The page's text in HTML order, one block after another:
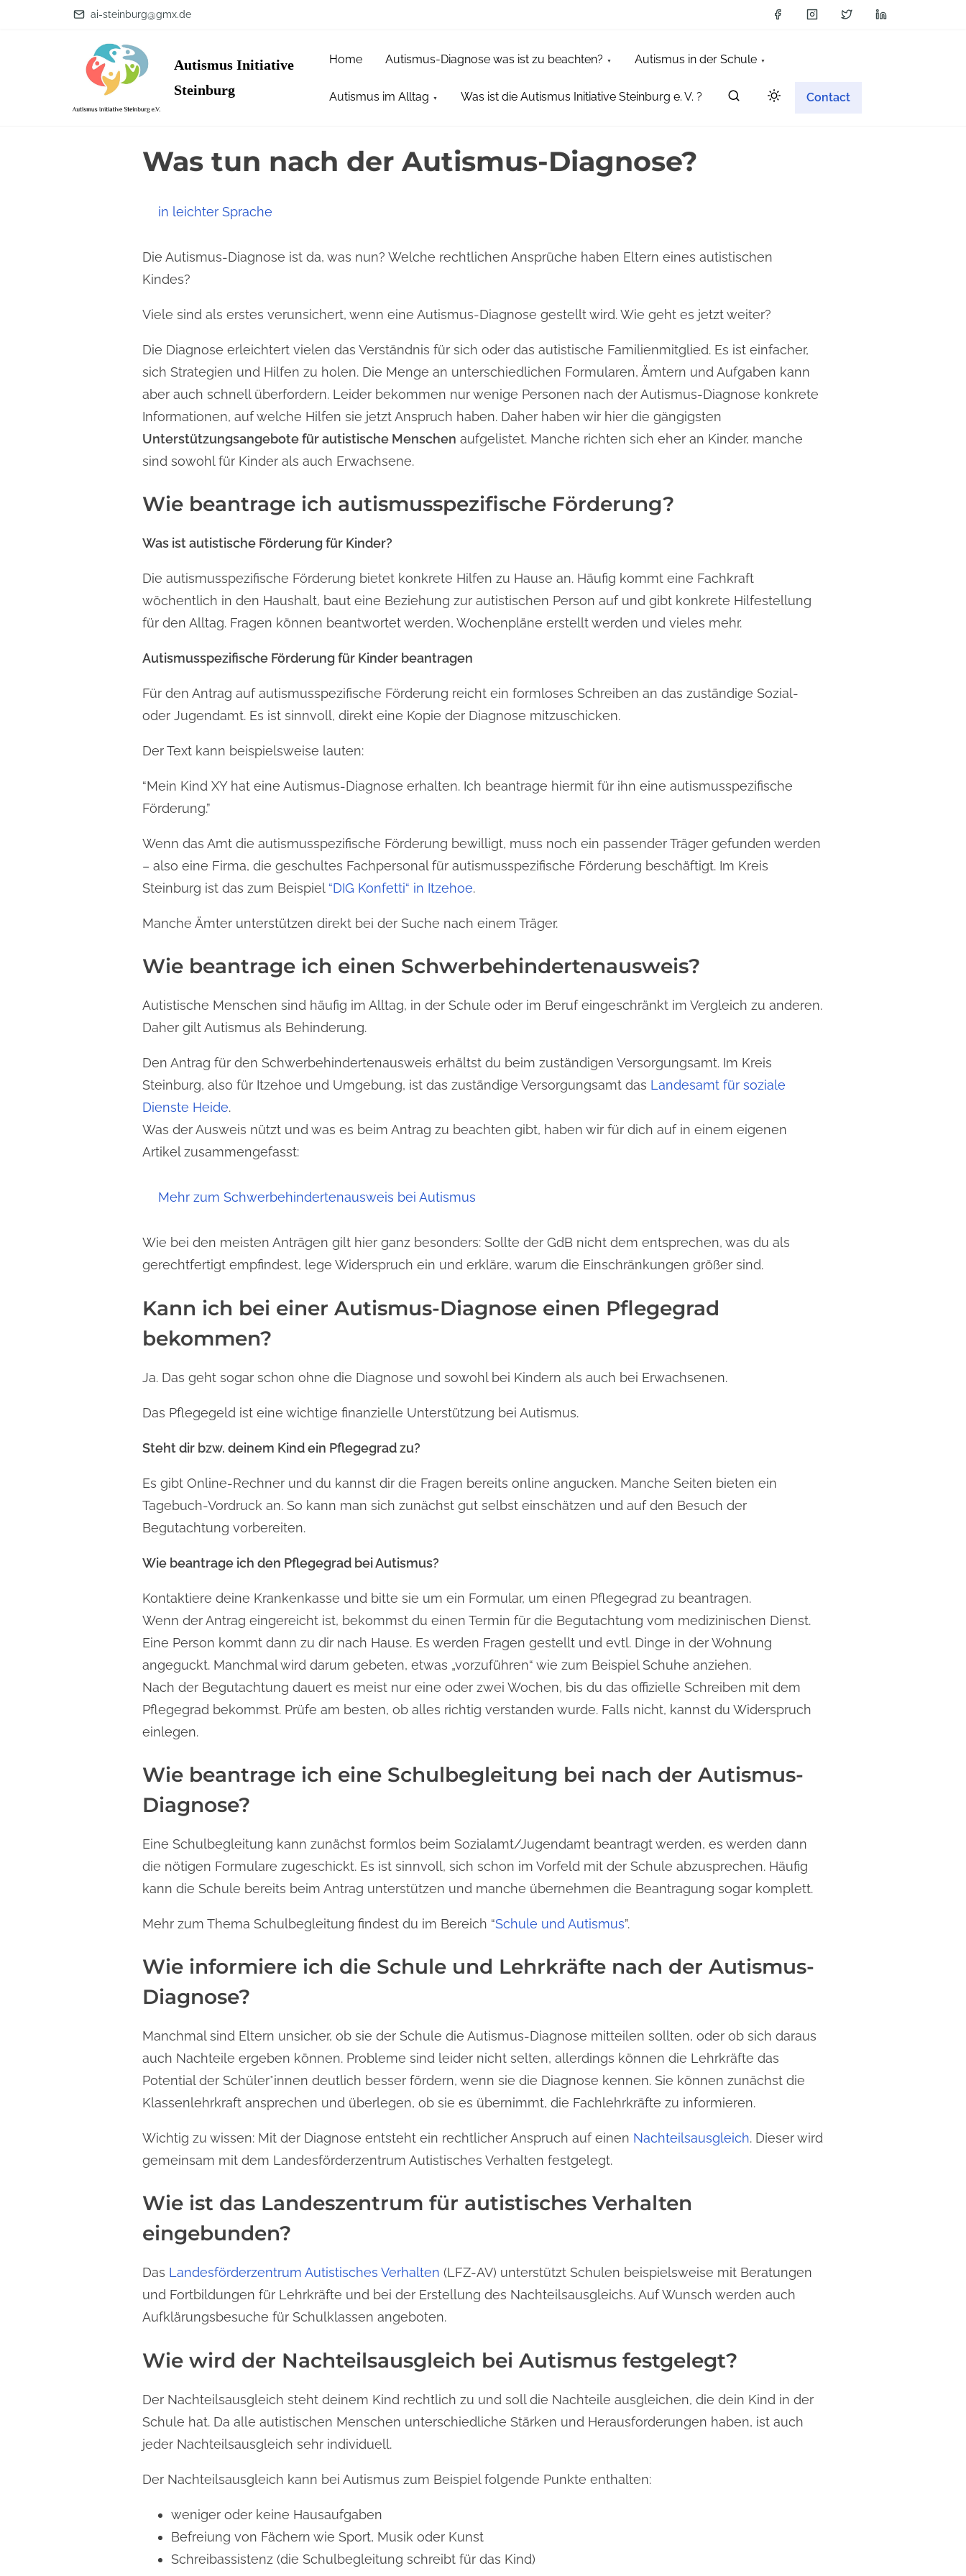
ai-steinburg@gmx.de
Autismus Initiative
Steinburg
Home Autismus-Diagnose was ist zu beachten? Autismus in der Schule
Autismus im Alltag Was ist die Autismus Initiative Steinburg e. V. ? Contact
Was tun nach der Autismus-Diagnose?
in leichter Sprache
Die Autismus-Diagnose ist da, was nun? Welche rechtlichen Ansprüche haben Eltern eines autistischen
Kindes?
Viele sind als erstes verunsichert, wenn eine Autismus-Diagnose gestellt wird. Wie geht es jetzt weiter?
Die Diagnose erleichtert vielen das Verständnis für sich oder das autistische Familienmitglied. Es ist einfacher,
sich Strategien und Hilfen zu holen. Die Menge an unterschiedlichen Formularen, Ämtern und Aufgaben kann
aber auch schnell überfordern. Leider bekommen nur wenige Personen nach der Autismus-Diagnose konkrete
Informationen, auf welche Hilfen sie jetzt Anspruch haben. Daher haben wir hier die gängigsten
Unterstützungsangebote für autistische Menschen aufgelistet. Manche richten sich eher an Kinder, manche
sind sowohl für Kinder als auch Erwachsene.
Wie beantrage ich autismusspezifische Förderung?
Was ist autistische Förderung für Kinder?
Die autismusspezifische Förderung bietet konkrete Hilfen zu Hause an. Häufig kommt eine Fachkraft
wöchentlich in den Haushalt, baut eine Beziehung zur autistischen Person auf und gibt konkrete Hilfestellung
für den Alltag. Fragen können beantwortet werden, Wochenpläne erstellt werden und vieles mehr.
Autismusspezifische Förderung für Kinder beantragen
Für den Antrag auf autismusspezifische Förderung reicht ein formloses Schreiben an das zuständige Sozial-
oder Jugendamt. Es ist sinnvoll, direkt eine Kopie der Diagnose mitzuschicken.
Der Text kann beispielsweise lauten:
“Mein Kind XY hat eine Autismus-Diagnose erhalten. Ich beantrage hiermit für ihn eine autismusspezifische
Förderung.”
Wenn das Amt die autismusspezifische Förderung bewilligt, muss noch ein passender Träger gefunden werden
– also eine Firma, die geschultes Fachpersonal für autismusspezifische Förderung beschäftigt. Im Kreis
Steinburg ist das zum Beispiel “DIG Konfetti“ in Itzehoe.
Manche Ämter unterstützen direkt bei der Suche nach einem Träger.
Wie beantrage ich einen Schwerbehindertenausweis?
Autistische Menschen sind häufig im Alltag, in der Schule oder im Beruf eingeschränkt im Vergleich zu anderen.
Daher gilt Autismus als Behinderung.
Den Antrag für den Schwerbehindertenausweis erhältst du beim zuständigen Versorgungsamt. Im Kreis
Steinburg, also für Itzehoe und Umgebung, ist das zuständige Versorgungsamt das Landesamt für soziale
Dienste Heide.
Was der Ausweis nützt und was es beim Antrag zu beachten gibt, haben wir für dich auf in einem eigenen
Artikel zusammengefasst:
Mehr zum Schwerbehindertenausweis bei Autismus
Wie bei den meisten Anträgen gilt hier ganz besonders: Sollte der GdB nicht dem entsprechen, was du als
gerechtfertigt empfindest, lege Widerspruch ein und erkläre, warum die Einschränkungen größer sind.
Kann ich bei einer Autismus-Diagnose einen Pflegegrad
bekommen?
Ja. Das geht sogar schon ohne die Diagnose und sowohl bei Kindern als auch bei Erwachsenen.
Das Pflegegeld ist eine wichtige finanzielle Unterstützung bei Autismus.
Steht dir bzw. deinem Kind ein Pflegegrad zu?
Es gibt Online-Rechner und du kannst dir die Fragen bereits online angucken. Manche Seiten bieten ein
Tagebuch-Vordruck an. So kann man sich zunächst gut selbst einschätzen und auf den Besuch der
Begutachtung vorbereiten.
Wie beantrage ich den Pflegegrad bei Autismus?
Kontaktiere deine Krankenkasse und bitte sie um ein Formular, um einen Pflegegrad zu beantragen.
Wenn der Antrag eingereicht ist, bekommst du einen Termin für die Begutachtung vom medizinischen Dienst.
Eine Person kommt dann zu dir nach Hause. Es werden Fragen gestellt und evtl. Dinge in der Wohnung
angeguckt. Manchmal wird darum gebeten, etwas „vorzuführen“ wie zum Beispiel Schuhe anziehen.
Nach der Begutachtung dauert es meist nur eine oder zwei Wochen, bis du das offizielle Schreiben mit dem
Pflegegrad bekommst. Prüfe am besten, ob alles richtig verstanden wurde. Falls nicht, kannst du Widerspruch
einlegen.
Wie beantrage ich eine Schulbegleitung bei nach der Autismus-
Diagnose?
Eine Schulbegleitung kann zunächst formlos beim Sozialamt/Jugendamt beantragt werden, es werden dann
die nötigen Formulare zugeschickt. Es ist sinnvoll, sich schon im Vorfeld mit der Schule abzusprechen. Häufig
kann die Schule bereits beim Antrag unterstützen und manche übernehmen die Beantragung sogar komplett.
Mehr zum Thema Schulbegleitung findest du im Bereich “Schule und Autismus”.
Wie informiere ich die Schule und Lehrkräfte nach der Autismus-
Diagnose?
Manchmal sind Eltern unsicher, ob sie der Schule die Autismus-Diagnose mitteilen sollten, oder ob sich daraus
auch Nachteile ergeben können. Probleme sind leider nicht selten, allerdings können die Lehrkräfte das
Potential der Schüler*innen deutlich besser fördern, wenn sie die Diagnose kennen. Sie können zunächst die
Klassenlehrkraft ansprechen und überlegen, ob sie es übernimmt, die Fachlehrkräfte zu informieren.
Wichtig zu wissen: Mit der Diagnose entsteht ein rechtlicher Anspruch auf einen Nachteilsausgleich. Dieser wird
gemeinsam mit dem Landesförderzentrum Autistisches Verhalten festgelegt.
Wie ist das Landeszentrum für autistisches Verhalten
eingebunden?
Das Landesförderzentrum Autistisches Verhalten (LFZ-AV) unterstützt Schulen beispielsweise mit Beratungen
und Fortbildungen für Lehrkräfte und bei der Erstellung des Nachteilsausgleichs. Auf Wunsch werden auch
Aufklärungsbesuche für Schulklassen angeboten.
Wie wird der Nachteilsausgleich bei Autismus festgelegt?
Der Nachteilsausgleich steht deinem Kind rechtlich zu und soll die Nachteile ausgleichen, die dein Kind in der
Schule hat. Da alle autistischen Menschen unterschiedliche Stärken und Herausforderungen haben, ist auch
jeder Nachteilsausgleich sehr individuell.
Der Nachteilsausgleich kann bei Autismus zum Beispiel folgende Punkte enthalten:
weniger oder keine Hausaufgaben
Befreiung von Fächern wie Sport, Musik oder Kunst
Schreibassistenz (die Schulbegleitung schreibt für das Kind)